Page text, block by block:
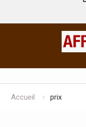
Accueil prix